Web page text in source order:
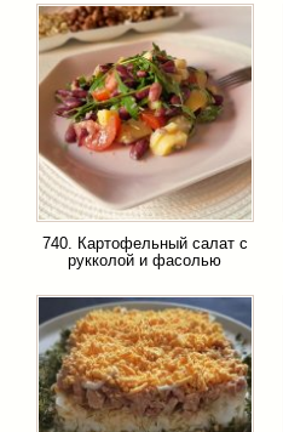
740. Картофельный салат с
рукколой и фасолью